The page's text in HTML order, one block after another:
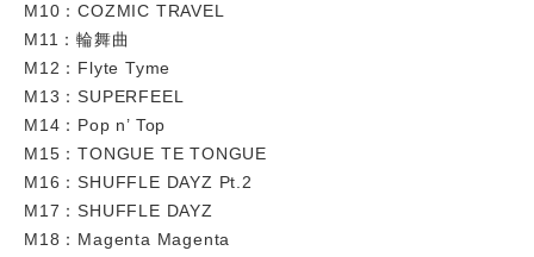
M10：COZMIC TRAVEL
M11：輪舞曲
M12：Flyte Tyme
M13：SUPERFEEL
M14：Pop n’ Top
M15：TONGUE TE TONGUE
M16：SHUFFLE DAYZ Pt.2
M17：SHUFFLE DAYZ
M18：Magenta Magenta